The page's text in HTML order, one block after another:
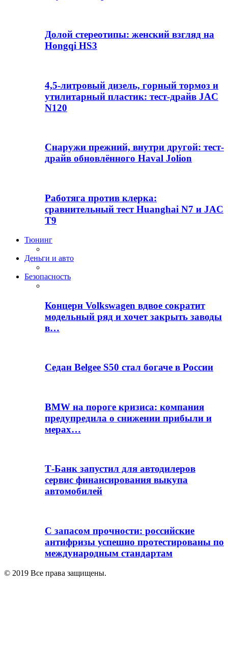
Долой стереотипы: женский взгляд на
Hongqi HS3
4,5-литровый дизель, горный тормоз и
утилитарный пластик: тест-драйв JAC
N120
Снаружи прежний, внутри другой: тест-
драйв обновлённого Haval Jolion
Работяга против клерка:
сравнительный тест Huanghai N7 и JAC
T9
Тюнинг
Деньги и авто
Безопасность
Концерн Volkswagen вдвое сократит
модельный ряд и хочет закрыть заводы
в…
Седан Belgee S50 стал богаче в России
BMW на пороге кризиса: компания
предупредила о снижении прибыли и
мерах…
Т-Банк запустил для автодилеров
сервис финансирования выкупа
автомобилей
С запасом прочности: российские
антифризы успешно протестированы по
международным стандартам
© 2019 Все права защищены.